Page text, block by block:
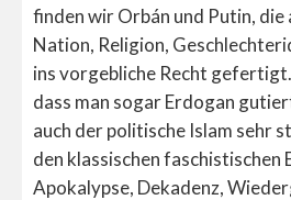
finden wir Orbán und Putin, die
Nation, Religion,
ins vorgebliche Recht
dass man sogar Erdogan
auch der politische Islam sehr
den klassischen faschistischen
Apokalypse, Dekadenz,